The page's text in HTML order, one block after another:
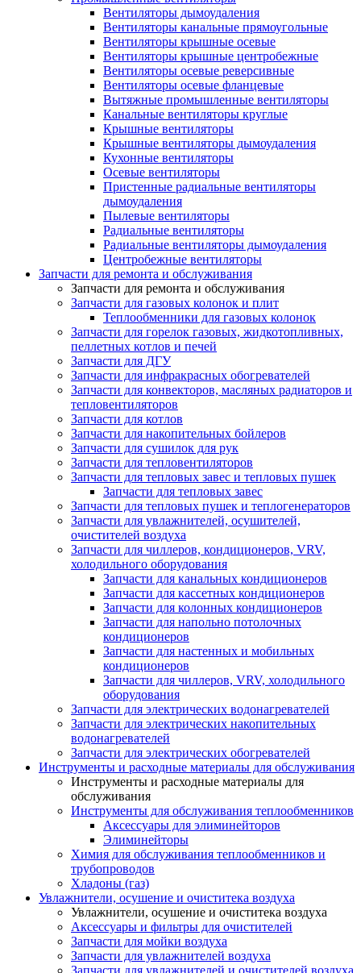
Вентиляторы дымоудаления
Вентиляторы канальные прямоугольные
Вентиляторы крышные осевые
Вентиляторы крышные центробежные
Вентиляторы осевые реверсивные
Вентиляторы осевые фланцевые
Вытяжные промышленные вентиляторы
Канальные вентиляторы круглые
Крышные вентиляторы
Крышные вентиляторы дымоудаления
Кухонные вентиляторы
Осевые вентиляторы
Пристенные радиальные вентиляторы
дымоудаления
Пылевые вентиляторы
Радиальные вентиляторы
Радиальные вентиляторы дымоудаления
Центробежные вентиляторы
Запчасти для ремонта и обслуживания
Запчасти для ремонта и обслуживания
Запчасти для газовых колонок и плит
Теплообменники для газовых колонок
Запчасти для горелок газовых, жидкотопливных,
пеллетных котлов и печей
Запчасти для ДГУ
Запчасти для инфракрасных обогревателей
Запчасти для конвекторов, масляных радиаторов и
тепловентиляторов
Запчасти для котлов
Запчасти для накопительных бойлеров
Запчасти для сушилок для рук
Запчасти для тепловентиляторов
Запчасти для тепловых завес и тепловых пушек
Запчасти для тепловых завес
Запчасти для тепловых пушек и теплогенераторов
Запчасти для увлажнителей, осушителей,
очистителей воздуха
Запчасти для чиллеров, кондиционеров, VRV,
холодильного оборудования
Запчасти для канальных кондиционеров
Запчасти для кассетных кондиционеров
Запчасти для колонных кондиционеров
Запчасти для напольно потолочных
кондиционеров
Запчасти для настенных и мобильных
кондиционеров
Запчасти для чиллеров, VRV, холодильного
оборудования
Запчасти для электрических водонагревателей
Запчасти для электрических накопительных
водонагревателей
Запчасти для электрических обогревателей
Инструменты и расходные материалы для обслуживания
Инструменты и расходные материалы для
обслуживания
Инструменты для обслуживания теплообменников
Аксессуары для элиминейторов
Элиминейторы
Химия для обслуживания теплообменников и
трубопроводов
Хладоны (газ)
Увлажнители, осушение и очиститека воздуха
Увлажнители, осушение и очиститека воздуха
Аксессуары и фильтры для очистителей
Запчасти для мойки воздуха
Запчасти для увлажнителей воздуха
Запчасти для увлажнителей и очистителей воздуха